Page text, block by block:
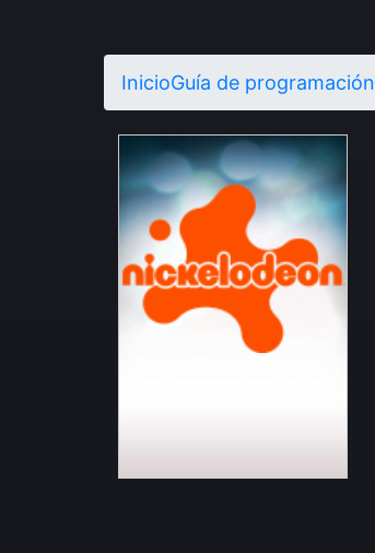
InicioGuía de programación